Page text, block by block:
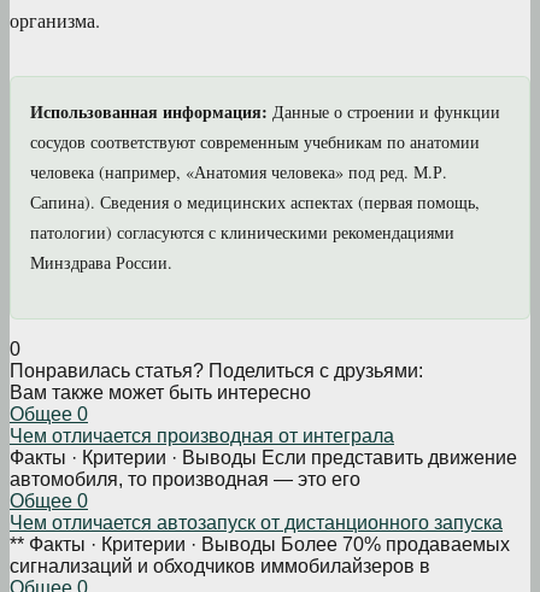
организма.
Использованная информация: Данные о строении и функции
сосудов соответствуют современным учебникам по анатомии
человека (например, «Анатомия человека» под ред. М.Р.
Сапина). Сведения о медицинских аспектах (первая помощь,
патологии) согласуются с клиническими рекомендациями
Минздрава России.
0
Понравилась статья? Поделиться с друзьями:
Вам также может быть интересно
Общее 0
Чем отличается производная от интеграла
Факты · Критерии · Выводы Если представить движение
автомобиля, то производная — это его
Общее 0
Чем отличается автозапуск от дистанционного запуска
** Факты · Критерии · Выводы Более 70% продаваемых
сигнализаций и обходчиков иммобилайзеров в
Общее 0